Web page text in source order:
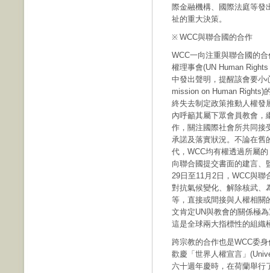
際金融機構、國際法庭等發
祉的重大決策。
※ WCC與聯合國的合作
WCC一向注重與聯合國的
權理事會(UN Human
中發出聲明，提醒該會要小
mission on Human Rights)
終失去制定政策推動人權發
內呼籲其屬下眾會員教會，
作，關注國際社會所共同接
承諾及落實狀況。不論在舊
代，WCC均有權透過所屬
向聯合國提交書面的建言、
29日至11月2日，WCC與
對抗氣候變化、解除核武、
等，直接或間接與人權相關
文肯定UN與教會的關係極
這是全球兩大指標性的組
跨宗教的合作也是WCC委
歡慶「世界人權宣言」
六十週年慶時，在荷蘭舉行